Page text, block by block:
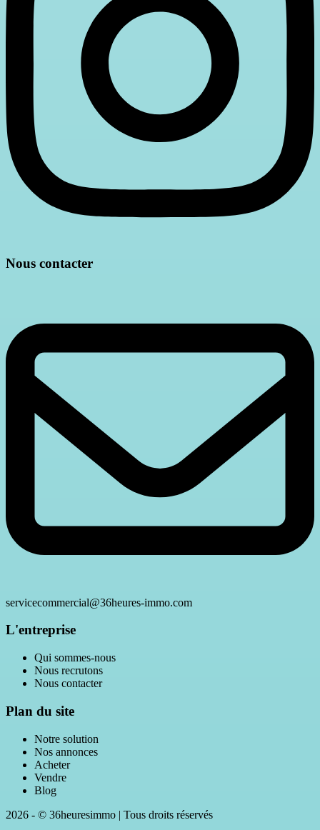
Nous contacter
servicecommercial@36heures-immo.com
L'entreprise
Qui sommes-nous
Nous recrutons
Nous contacter
Plan du site
Notre solution
Nos annonces
Acheter
Vendre
Blog
2026 - © 36heuresimmo | Tous droits réservés